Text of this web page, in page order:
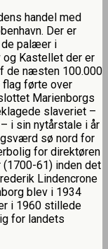
handel med
Der er
de palæer i
og Kastellet der er
de næsten 100.000
flag førte over
Marienborgs
slaveriet –
i sin nytårstale i år
sø nord for
for direktøren
(1700-61) inden det
Lindencrone
blev i 1934
i 1960 stillede
for landets